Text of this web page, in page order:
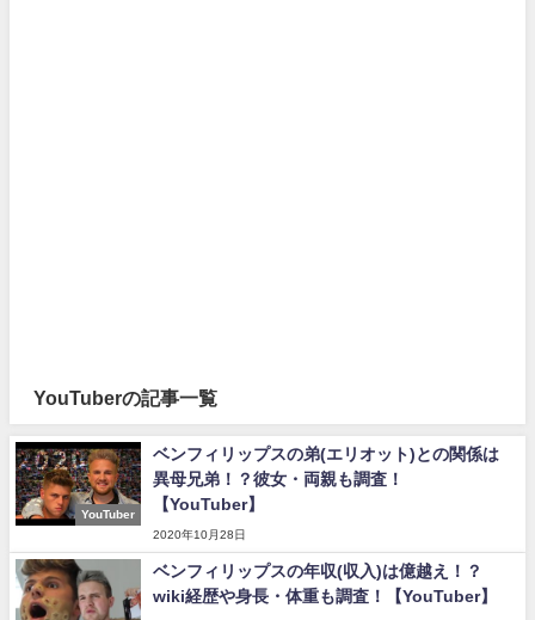
YouTuberの記事一覧
YouTuber
ベンフィリップスの弟(エリオット)との関係は
異母兄弟！？彼女・両親も調査！
【YouTuber】
2020年10月28日
ベンフィリップスの年収(収入)は億越え！？
wiki経歴や身長・体重も調査！【YouTuber】